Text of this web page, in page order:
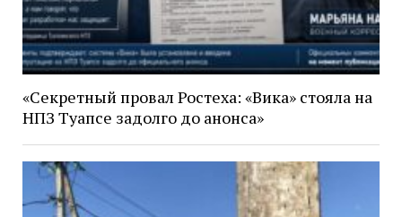
«Секретный провал Ростеха: «Вика» стояла на
НПЗ Туапсе задолго до анонса»